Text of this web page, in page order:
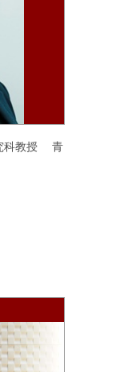
科教授 青